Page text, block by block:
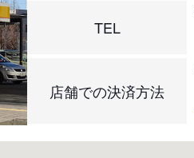
TEL
店舗での決済方法